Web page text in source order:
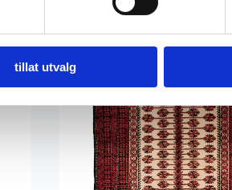
tillat utvalg